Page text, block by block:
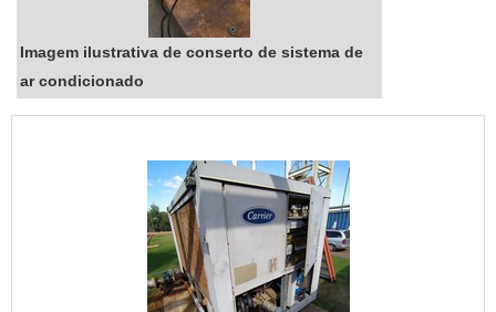
Imagem ilustrativa de conserto de sistema de
ar condicionado